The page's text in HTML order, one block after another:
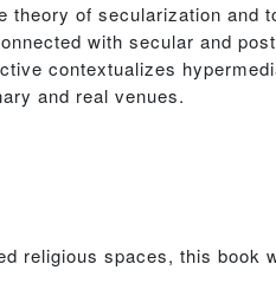
of secularization and
with secular and
contextualizes
and real venues.
religious spaces, this